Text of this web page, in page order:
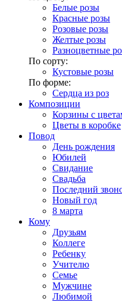
Белые розы
Красные розы
Розовые розы
Желтые розы
Разноцветные
По сорту:
Кустовые розы
По форме:
Сердца из роз
Композиции
Корзины с
Цветы в коробке
Повод
День рождения
Юбилей
Свидание
Свадьба
Последний
Новый год
8 марта
Кому
Друзьям
Коллеге
Ребенку
Учителю
Семье
Мужчине
Любимой